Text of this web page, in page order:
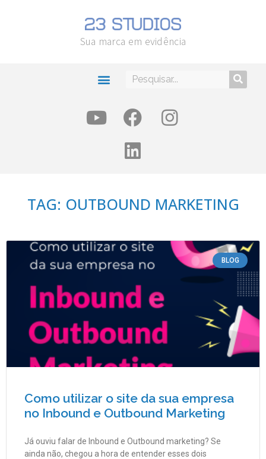
Sua marca em evidência
TAG: OUTBOUND MARKETING
BLOG
Como utilizar o site da sua empresa
no Inbound e Outbound Marketing
Já ouviu falar de Inbound e Outbound marketing? Se
ainda não, chegou a hora de entender esses dois